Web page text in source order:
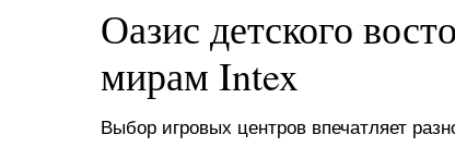
Оазис детского
мирам Intex
Выбор игровых центров впечатляет